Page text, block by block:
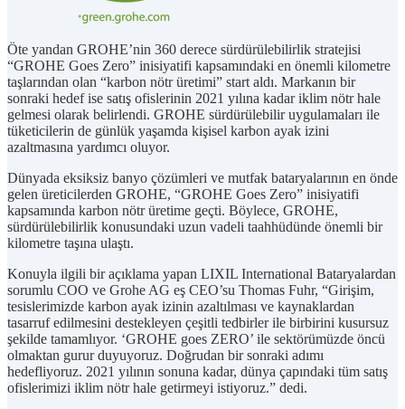
Öte yandan GROHE’nin 360 derece sürdürülebilirlik stratejisi
“GROHE Goes Zero” inisiyatifi kapsamındaki en önemli kilometre
taşlarından olan “karbon nötr üretimi” start aldı. Markanın bir
sonraki hedef ise satış ofislerinin 2021 yılına kadar iklim nötr hale
gelmesi olarak belirlendi. GROHE sürdürülebilir uygulamaları ile
tüketicilerin de günlük yaşamda kişisel karbon ayak izini
azaltmasına yardımcı oluyor.
Dünyada eksiksiz banyo çözümleri ve mutfak bataryalarının en önde
gelen üreticilerden GROHE, “GROHE Goes Zero” inisiyatifi
kapsamında karbon nötr üretime geçti. Böylece, GROHE,
sürdürülebilirlik konusundaki uzun vadeli taahhüdünde önemli bir
kilometre taşına ulaştı.
Konuyla ilgili bir açıklama yapan LIXIL International Bataryalardan
sorumlu COO ve Grohe AG eş CEO’su Thomas Fuhr, “Girişim,
tesislerimizde karbon ayak izinin azaltılması ve kaynaklardan
tasarruf edilmesini destekleyen çeşitli tedbirler ile birbirini kusursuz
şekilde tamamlıyor. ‘GROHE goes ZERO’ ile sektörümüzde öncü
olmaktan gurur duyuyoruz. Doğrudan bir sonraki adımı
hedefliyoruz. 2021 yılının sonuna kadar, dünya çapındaki tüm satış
ofislerimizi iklim nötr hale getirmeyi istiyoruz.” dedi.